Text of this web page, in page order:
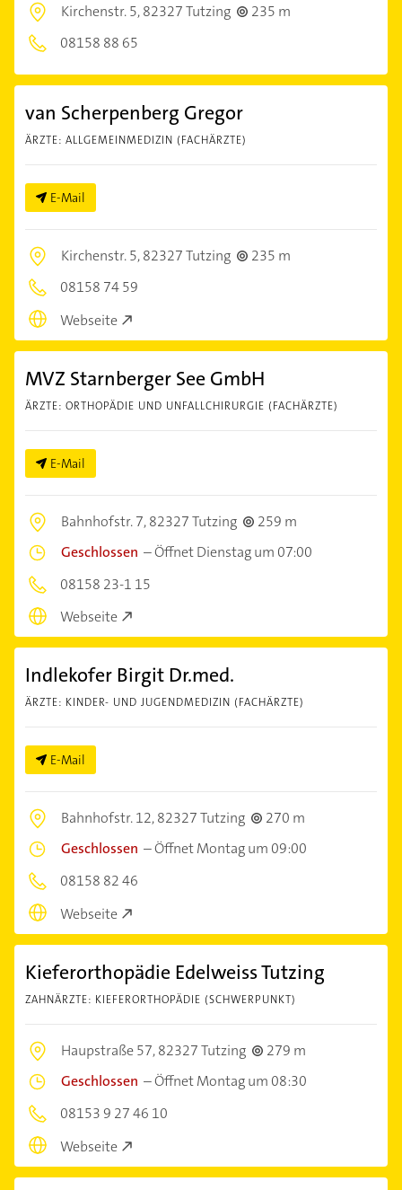
Kirchenstr. 5,82327 Tutzing
235 m
08158 88 65
van Scherpenberg Gregor
ÄRZTE: ALLGEMEINMEDIZIN (FACHÄRZTE)
E-Mail
Kirchenstr. 5,82327 Tutzing
235 m
08158 74 59
Webseite
MVZ Starnberger See GmbH
ÄRZTE: ORTHOPÄDIE UND UNFALLCHIRURGIE (FACHÄRZTE)
E-Mail
Bahnhofstr. 7,82327 Tutzing
259 m
Geschlossen –Öffnet Dienstag um 07:00
08158 23-1 15
Webseite
Indlekofer Birgit Dr.med.
ÄRZTE: KINDER- UND JUGENDMEDIZIN (FACHÄRZTE)
E-Mail
Bahnhofstr. 12,82327 Tutzing
270 m
Geschlossen –Öffnet Montag um 09:00
08158 82 46
Webseite
Kieferorthopädie Edelweiss Tutzing
ZAHNÄRZTE: KIEFERORTHOPÄDIE (SCHWERPUNKT)
Haupstraße 57,82327 Tutzing
279 m
Geschlossen –Öffnet Montag um 08:30
08153 9 27 46 10
Webseite